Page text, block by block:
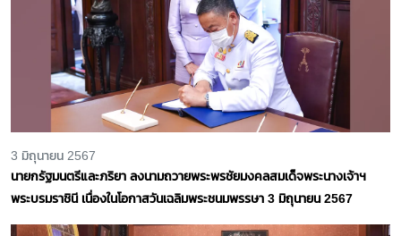
3 มิถุนายน 2567
นายกรัฐมนตรีและภริยา ลงนามถวายพระพรชัยมงคลสมเด็จพระนางเจ้าฯ
พระบรมราชินี เนื่องในโอกาสวันเฉลิมพระชนมพรรษา 3 มิถุนายน 2567